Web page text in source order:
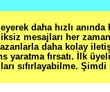
daha hızlı
mesajları her zaman
daha kolay
yaratma fırsatı. İlk
sıfırlayabilme. Şimdi